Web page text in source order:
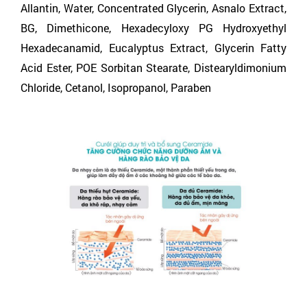
Allantin, Water, Concentrated Glycerin, Asnalo Extract,
BG, Dimethicone, Hexadecyloxy PG Hydroxyethyl
Hexadecanamid, Eucalyptus Extract, Glycerin Fatty
Acid Ester, POE Sorbitan Stearate, Distearyldimonium
Chloride, Cetanol, Isopropanol, Paraben